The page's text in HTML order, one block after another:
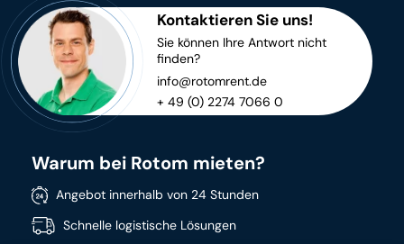
Kontaktieren Sie uns!
Sie können Ihre Antwort nicht
finden?
info@rotomrent.de
+ 49 (0) 2274 7066 0
Warum bei Rotom mieten?
Angebot innerhalb von 24 Stunden
Schnelle logistische Lösungen